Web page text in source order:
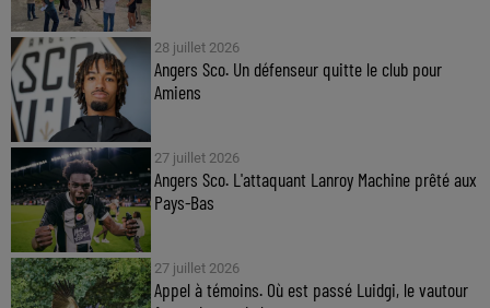
28 juillet 2026
Angers Sco. Un défenseur quitte le club pour
Amiens
27 juillet 2026
Angers Sco. L'attaquant Lanroy Machine prêté aux
Pays-Bas
27 juillet 2026
Appel à témoins. Où est passé Luidgi, le vautour